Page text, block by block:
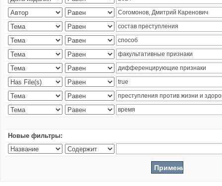
Новые фильтры: